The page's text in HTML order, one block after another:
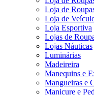
Loja de
Loja de
Loja Esportiva
Lojas de
Lojas Náuticas
Luminárias
Madeireira
Manequins e
Mangueiras e
Manicure e